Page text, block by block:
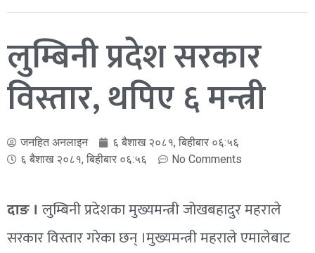
लुम्बिनी प्रदेश सरकार
विस्तार, थपिए ६ मन्त्री
जनहित अनलाइन
६ बैशाख २०८१, बिहीबार ०६:५६
६ बैशाख २०८१, बिहीबार ०६:५६
No Comments
दाङ । लुम्बिनी प्रदेशका मुख्यमन्त्री जोखबहादुर महराले
सरकार विस्तार गरेका छन् ।मुख्यमन्त्री महराले एमालेबाट